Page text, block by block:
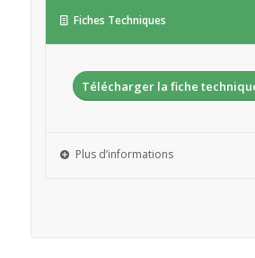
Fiches Techniques
Télécharger la fiche
Plus d’informations